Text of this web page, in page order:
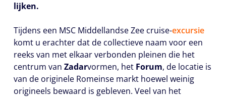
lijken.
Tijdens een MSC Middellandse Zee cruise-excursie
komt u erachter dat de collectieve naam voor een
reeks van met elkaar verbonden pleinen die het
centrum van Zadarvormen, het Forum, de locatie is
van de originele Romeinse markt hoewel weinig
origineels bewaard is gebleven. Veel van het